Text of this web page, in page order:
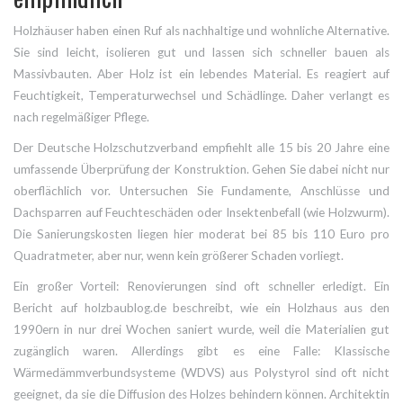
Holzhäuser haben einen Ruf als nachhaltige und wohnliche Alternative.
Sie sind leicht, isolieren gut und lassen sich schneller bauen als
Massivbauten. Aber Holz ist ein lebendes Material. Es reagiert auf
Feuchtigkeit, Temperaturwechsel und Schädlinge. Daher verlangt es
nach regelmäßiger Pflege.
Der Deutsche Holzschutzverband empfiehlt alle 15 bis 20 Jahre eine
umfassende Überprüfung der Konstruktion. Gehen Sie dabei nicht nur
oberflächlich vor. Untersuchen Sie Fundamente, Anschlüsse und
Dachsparren auf Feuchteschäden oder Insektenbefall (wie Holzwurm).
Die Sanierungskosten liegen hier moderat bei 85 bis 110 Euro pro
Quadratmeter, aber nur, wenn kein größerer Schaden vorliegt.
Ein großer Vorteil: Renovierungen sind oft schneller erledigt. Ein
Bericht auf holzbaublog.de beschreibt, wie ein Holzhaus aus den
1990ern in nur drei Wochen saniert wurde, weil die Materialien gut
zugänglich waren. Allerdings gibt es eine Falle: Klassische
Wärmedämmverbundsysteme (WDVS) aus Polystyrol sind oft nicht
geeignet, da sie die Diffusion des Holzes behindern können. Architektin